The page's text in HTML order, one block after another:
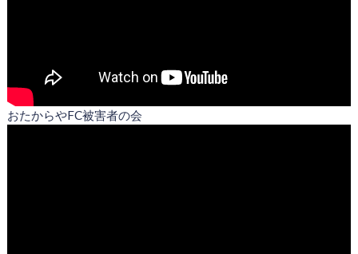
おたからやFC被害者の会